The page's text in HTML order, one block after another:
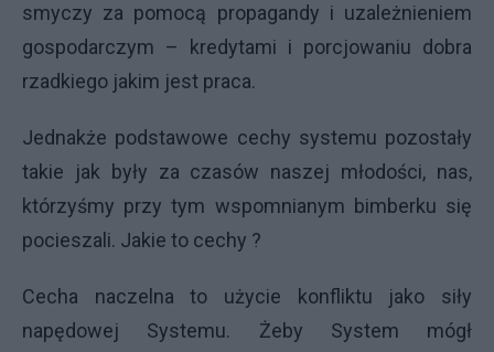
smyczy za pomocą propagandy i uzależnieniem
gospodarczym – kredytami i porcjowaniu dobra
rzadkiego jakim jest praca.
Jednakże podstawowe cechy systemu pozostały
takie jak były za czasów naszej młodości, nas,
którzyśmy przy tym wspomnianym bimberku się
pocieszali. Jakie to cechy ?
Cecha naczelna to użycie konfliktu jako siły
napędowej Systemu. Żeby System mógł